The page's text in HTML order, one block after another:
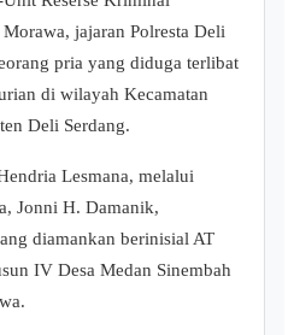
jajaran Polresta Deli
pria yang diduga terlibat
di wilayah Kecamatan
Deli Serdang.
Lesmana, melalui
Jonni H. Damanik,
diamankan berinisial AT
IV Desa Medan Sinembah